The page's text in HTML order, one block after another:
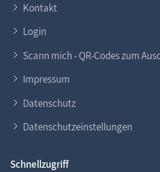
Kontakt
Login
Scann mich - QR-Codes zum
Impressum
Datenschutz
Datenschutzeinstellungen
Schnellzugriff